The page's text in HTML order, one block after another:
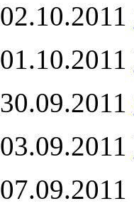
02.10.2011
01.10.2011
30.09.2011
03.09.2011
07.09.2011